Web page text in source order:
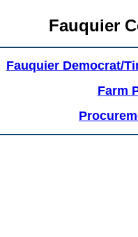
Fauquier
Fauquier Democrat/
Farm